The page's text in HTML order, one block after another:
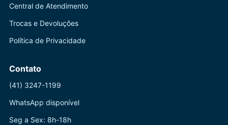
Central de Atendimento
Trocas e Devoluções
Política de Privacidade
Contato
(41) 3247-1199
WhatsApp disponível
Seg a Sex: 8h-18h